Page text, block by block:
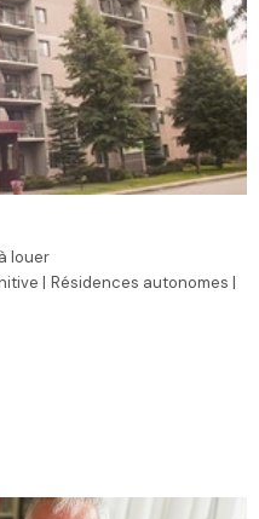
louer
| Résidences autonomes |